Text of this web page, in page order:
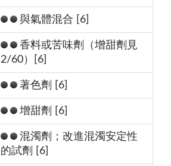
與氣體混合 [6]
香料或苦味劑（增甜劑見
2/60）[6]
著色劑 [6]
增甜劑 [6]
混濁劑；改進混濁安定性
的試劑 [6]